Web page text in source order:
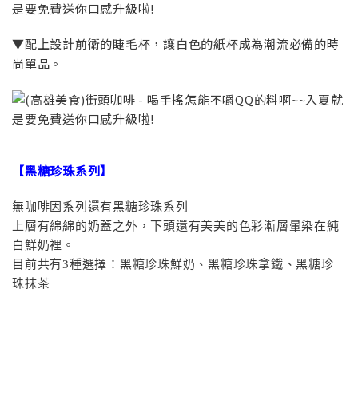
▼配上設計前衛的睫毛杯，讓白色的紙杯成為潮流必備的時
尚單品。
【黑糖珍珠系列】
無咖啡因系列還有黑糖珍珠系列
上層有綿綿的奶蓋之外，下頭還有美美的色彩漸層暈染在純
白鮮奶裡。
目前共有3種選擇：黑糖珍珠鮮奶、黑糖珍珠拿鐵、黑糖珍
珠抹茶